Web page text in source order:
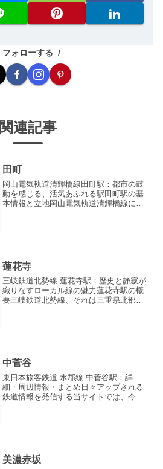
フォローする
関連記事
田町
岡山電気軌道清輝橋線田町駅：都市の鼓
動を感じる、活気あふれる駅田町駅の基
本情報と立地岡山電気軌道清輝橋線に位
蓮花寺
三岐鉄道北勢線 蓮花寺駅：歴史と静寂が
織りなすローカル線の魅力蓮花寺駅の概
要三岐鉄道北勢線、それは三重県北部の
中菅谷
東日本旅客鉄道 水郡線 中菅谷駅：詳
細・周辺情報・まとめ日々アップされる
鉄道情報を発信する当サイトでは、今回
美濃赤坂